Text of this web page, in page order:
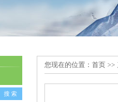
您现在的位置： 首页 >>